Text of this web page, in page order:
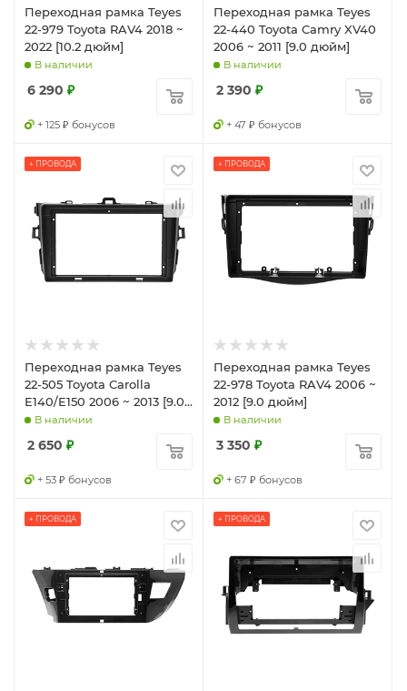
Переходная рамка Teyes
22-979 Toyota RAV4 2018 ~
2022 [10.2 дюйм]
В наличии
6 290 ₽
+ 125 ₽ бонусов
Переходная рамка Teyes
22-440 Toyota Camry XV40
2006 ~ 2011 [9.0 дюйм]
В наличии
2 390 ₽
+ 47 ₽ бонусов
+ ПРОВОДА
Переходная рамка Teyes
22-505 Toyota Carolla
E140/E150 2006 ~ 2013 [9.0
дюйм]
В наличии
2 650 ₽
+ 53 ₽ бонусов
+ ПРОВОДА
Переходная рамка Teyes
22-978 Toyota RAV4 2006 ~
2012 [9.0 дюйм]
В наличии
3 350 ₽
+ 67 ₽ бонусов
+ ПРОВОДА + ПРОВОДА